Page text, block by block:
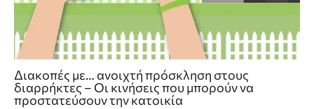
Διακοπές με… ανοιχτή πρόσκληση στους
διαρρήκτες – Οι κινήσεις που μπορούν να
προστατεύσουν την κατοικία